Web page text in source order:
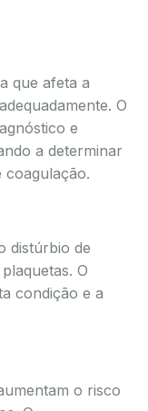
que afeta a
O
e
a determinar
coagulação.
distúrbio de
O
condição e a
o risco